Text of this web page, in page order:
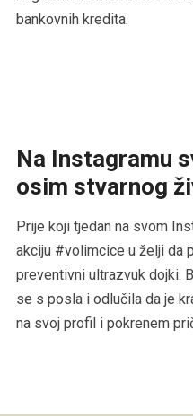
bankovnih kredita.
Na Instagramu
osim stvarnog
Prije koji tjedan na svom
akciju #volimcice u želji da
preventivni ultrazvuk dojki.
se s posla i odlučila da je
na svoj profil i pokrenem